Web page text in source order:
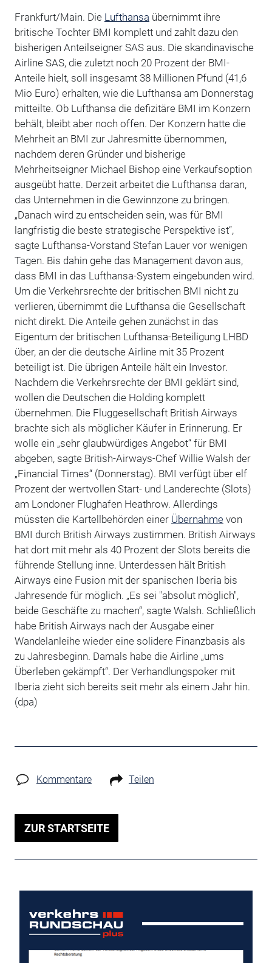
Frankfurt/Main. Die Lufthansa übernimmt ihre
britische Tochter BMI komplett und zahlt dazu den
bisherigen Anteilseigner SAS aus. Die skandinavische
Airline SAS, die zuletzt noch 20 Prozent der BMI-
Anteile hielt, soll insgesamt 38 Millionen Pfund (41,6
Mio Euro) erhalten, wie die Lufthansa am Donnerstag
mitteilte. Ob Lufthansa die defizitäre BMI im Konzern
behält, bleibt aber noch offen. Der Konzern hatte die
Mehrheit an BMI zur Jahresmitte übernommen,
nachdem deren Gründer und bisherige
Mehrheitseigner Michael Bishop eine Verkaufsoption
ausgeübt hatte. Derzeit arbeitet die Lufthansa daran,
das Unternehmen in die Gewinnzone zu bringen.
„Danach wird zu entscheiden sein, was für BMI
langfristig die beste strategische Perspektive ist“,
sagte Lufthansa-Vorstand Stefan Lauer vor wenigen
Tagen. Bis dahin gehe das Management davon aus,
dass BMI in das Lufthansa-System eingebunden wird.
Um die Verkehrsrechte der britischen BMI nicht zu
verlieren, übernimmt die Lufthansa die Gesellschaft
nicht direkt. Die Anteile gehen zunächst in das
Eigentum der britischen Lufthansa-Beteiligung LHBD
über, an der die deutsche Airline mit 35 Prozent
beteiligt ist. Die übrigen Anteile hält ein Investor.
Nachdem die Verkehrsrechte der BMI geklärt sind,
wollen die Deutschen die Holding komplett
übernehmen. Die Fluggesellschaft British Airways
brachte sich als möglicher Käufer in Erinnerung. Er
wolle ein „sehr glaubwürdiges Angebot“ für BMI
abgeben, sagte British-Airways-Chef Willie Walsh der
„Financial Times“ (Donnerstag). BMI verfügt über elf
Prozent der wertvollen Start- und Landerechte (Slots)
am Londoner Flughafen Heathrow. Allerdings
müssten die Kartellbehörden einer Übernahmevon
BMI durch British Airways zustimmen. British Airways
hat dort mit mehr als 40 Prozent der Slots bereits die
führende Stellung inne. Unterdessen hält British
Airways eine Fusion mit der spanischen Iberia bis
Jahresende für möglich. „Es sei "absolut möglich",
beide Geschäfte zu machen“, sagte Walsh. Schließlich
habe British Airways nach der Ausgabe einer
Wandelanleihe wieder eine solidere Finanzbasis als
zu Jahresbeginn. Damals habe die Airline „ums
Überleben gekämpft“. Der Verhandlungspoker mit
Iberia zieht sich bereits seit mehr als einem Jahr hin.
(dpa)
Kommentare Teilen
ZUR STARTSEITE